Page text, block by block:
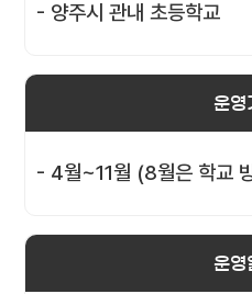
- 양주시 관내 초등학교
운영
- 4월~11월 (8월은 학교
운영